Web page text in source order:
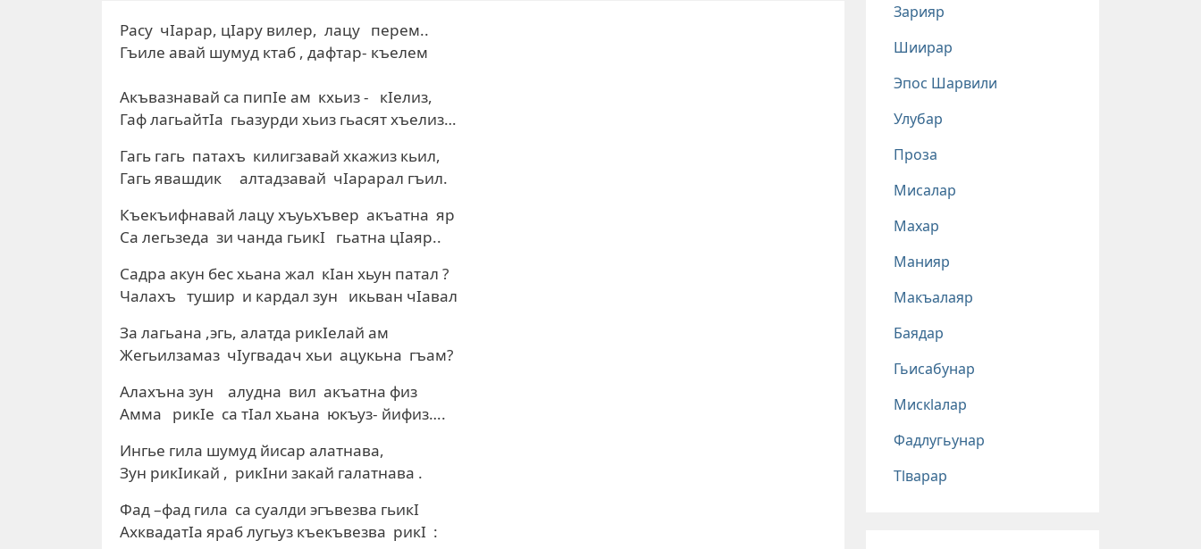
Расу чIарар, цIару вилер, лацу перем..
Гъиле авай шумуд ктаб , дафтар- къелем
Акъвазнавай са пипIе ам кхьиз - кIелиз,
Гаф лагьайтIа гьазурди хьиз гьасят хъелиз…
Гагь гагь патахъ килигзавай хкажиз кьил,
Гагь явашдик алтадзавай чIарарал гъил.
Къекъифнавай лацу хъуьхъвер акъатна яр
Са легьзеда зи чанда гьикI гьатна цIаяр..
Садра акун бес хьана жал кIан хьун патал ?
Чалахъ тушир и кардал зун икьван чIавал
За лагьана ,эгь, алатда рикIелай ам
Жегьилзамаз чIугвадач хьи ацукьна гъам?
Алахъна зун алудна вил акъатна физ
Амма рикIе са тIал хьана юкъуз- йифиз….
Ингье гила шумуд йисар алатнава,
Зун рикIикай , рикIни закай галатнава .
Фад –фад гила са суалди эгъвезва гьикI
АхквадатIа яраб лугьуз къекъвезва рикI :
Зарияр
Шиирар
Эпос Шарвили
Улубар
Проза
Мисалар
Махар
Манияр
Макъалаяр
Баядар
Гьисабунар
Мискlалар
Фадлугьунар
Тlварар